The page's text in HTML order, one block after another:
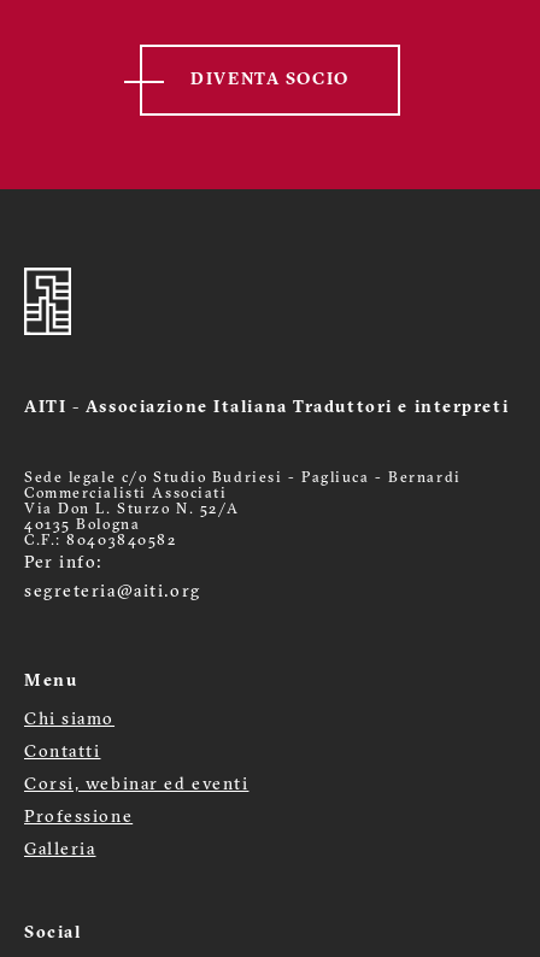
DIVENTA SOCIO
AITI - Associazione Italiana Traduttori e interpreti
Sede legale c/o Studio Budriesi - Pagliuca - Bernardi
Commercialisti Associati
Via Don L. Sturzo N. 52/A
40135 Bologna
C.F.: 80403840582
Per info:
segreteria@aiti.org
Menu
Menù
footer
Chi siamo
Contatti
Corsi, webinar ed eventi
Professione
Galleria
Social